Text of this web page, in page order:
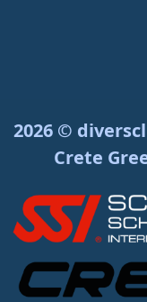
2026 ©
Crete